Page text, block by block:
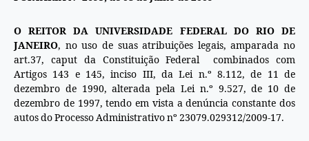
O REITOR DA UNIVERSIDADE FEDERAL DO RIO DE
JANEIRO, no uso de suas atribuições legais, amparada no
art.37, caput da Constituição Federal combinados com
Artigos 143 e 145, inciso III, da Lei n.º 8.112, de 11 de
dezembro de 1990, alterada pela Lei n.º 9.527, de 10 de
dezembro de 1997, tendo em vista a denúncia constante dos
autos do Processo Administrativo nº 23079.029312/2009-17.